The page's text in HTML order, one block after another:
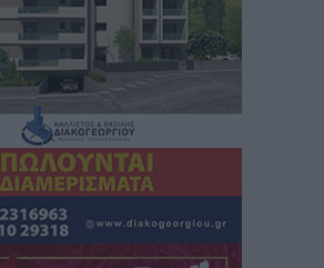
Χάλκης ανοίγει ξανά το
μουσείο από τη Λέσχη
9 ώρες
από τουρίστες – Πάνω από 1 εκατ.